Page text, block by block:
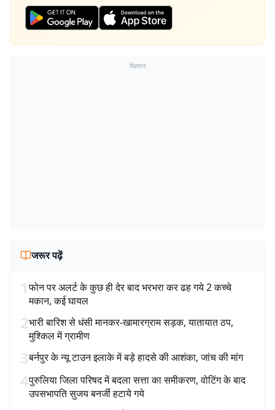
विज्ञापन
जरूर पढ़ें
1फोन पर अलर्ट के कुछ ही देर बाद भरभरा कर ढह गये 2 कच्चे
मकान, कई घायल
2भारी बारिश से धंसी मानकर-खामारग्राम सड़क, यातायात ठप,
मुश्किल में ग्रामीण
3बर्नपुर के न्यू टाउन इलाके में बड़े हादसे की आशंका, जांच की मांग
4पुरुलिया जिला परिषद में बदला सत्ता का समीकरण, वोटिंग के बाद
उपसभापति सुजय बनर्जी हटाये गये